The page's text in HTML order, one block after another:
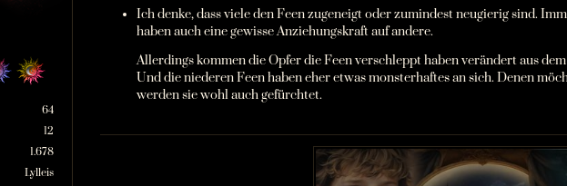
64
12
1.678
Lylleis
Ich denke, dass viele den Feen zugeneigt oder zumindest neugierig sind.
haben auch eine gewisse Anziehungskraft auf andere.
Allerdings kommen die Opfer die Feen verschleppt haben verändert aus
Und die niederen Feen haben eher etwas monsterhaftes an sich. Denen
werden sie wohl auch gefürchtet.